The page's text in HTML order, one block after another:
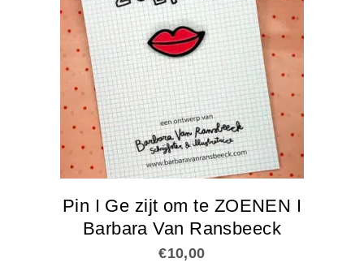
Pin I Ge zijt om te ZOENEN I
Barbara Van Ransbeeck
€10,00